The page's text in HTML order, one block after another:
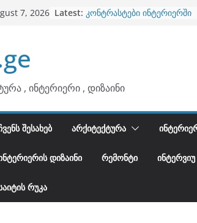
7, 2026 Latest: კონტრასტები ინტერიერში
, ინტერიერი , დიზაინი
ᲨᲔᲡᲐᲮᲔᲑ ᲐᲠᲥᲘᲢᲔᲥᲢᲣᲠᲐ
ᲓᲘᲖᲐᲘᲜᲘ ᲠᲔᲛᲝᲜᲢᲘ ᲘᲜᲢᲔᲠᲕᲘᲣ
ᲠᲣᲙᲐ